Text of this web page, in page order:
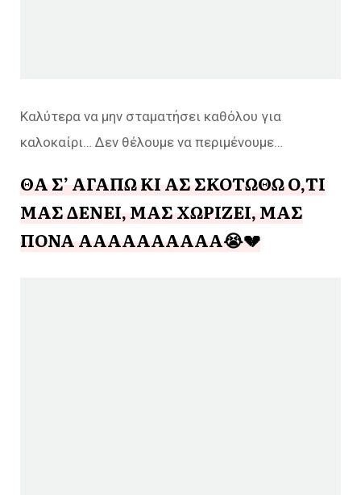
Καλύτερα να μην σταματήσει καθόλου για
καλοκαίρι… Δεν θέλουμε να περιμένουμε…
ΘΑ Σ’ ΑΓΑΠΩ ΚΙ ΑΣ ΣΚΟΤΩΘΩ Ο,ΤΙ
ΜΑΣ ΔΕΝΕΙ, ΜΑΣ ΧΩΡΙΖΕΙ, ΜΑΣ
ΠΟΝΑ ΑΑΑΑΑΑΑΑΑΑ😭💔